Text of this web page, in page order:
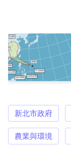
新北市政府
農業與環境